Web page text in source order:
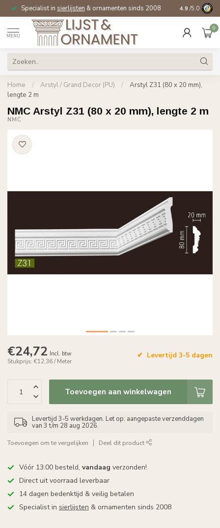
Specialist in sierlijsten & ornamenten sinds 2008 4.9 /5.0
MENU
0
Home / Arstyl / Grand Decor (PU) /
Arstyl Z31 (80 x 20 mm),
lengte 2 m
NMC Arstyl Z31 (80 x 20 mm), lengte 2 m
NMC
€24,72 Incl. btw
Stukprijs: €12,36 / Meter
Levertijd 3-5 dagen
Toevoegen aan winkelwagen
Levertijd 3-5 werkdagen. Let op: aangepaste verzenddagen
van 3 t/m 28 aug 2026.
Toevoegen om te vergelijken Deel dit product
Vóór 13:00 besteld, vandaag verzonden!
Direct uit voorraad leverbaar
14 dagen bedenktijd & veilig betalen
Specialist in sierlijsten & ornamenten sinds 2008